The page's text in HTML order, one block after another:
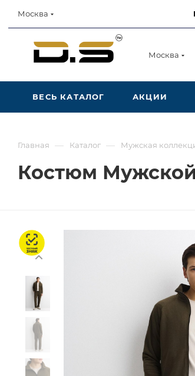
Москва
Москва
ВЕСЬ КАТАЛОГ АКЦИИ
Главная — Каталог — Мужская
Костюм
Честный знак